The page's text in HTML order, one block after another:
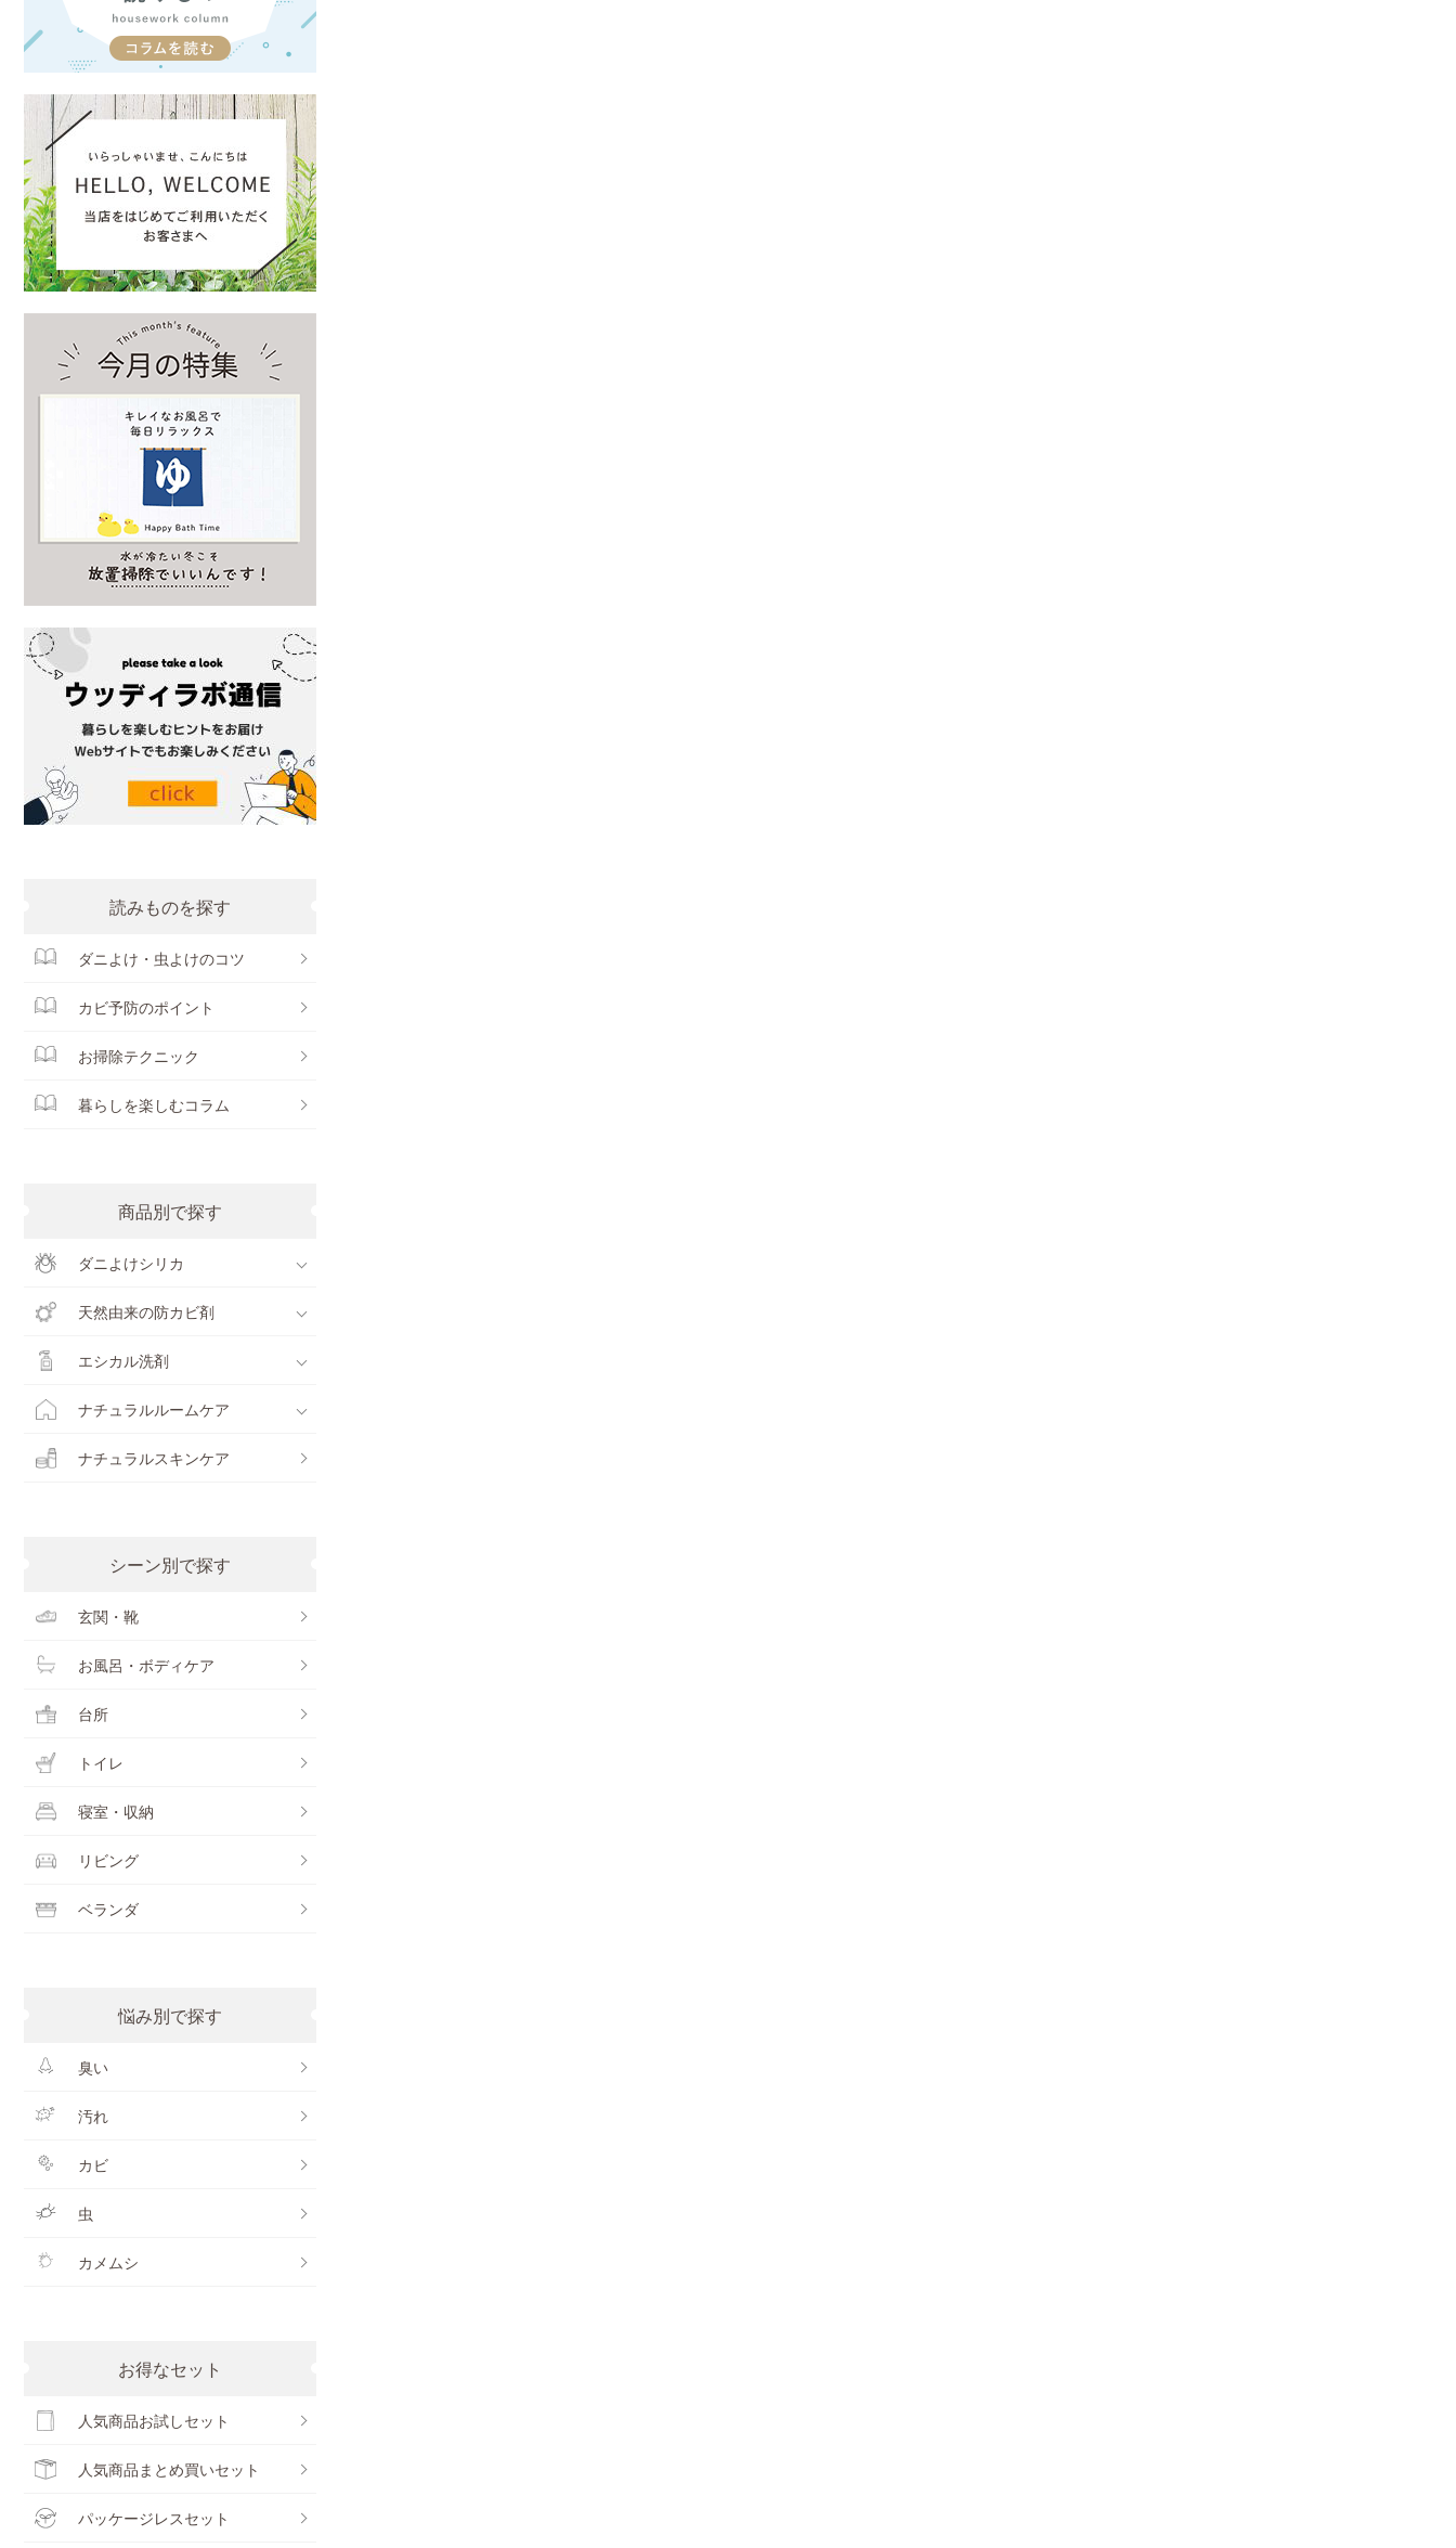
読みものを探す
ダニよけ・虫よけのコツ
カビ予防のポイント
お掃除テクニック
暮らしを楽しむコラム
商品別で探す
ダニよけシリカ
天然由来の防カビ剤
エシカル洗剤
ナチュラルルームケア
ナチュラルスキンケア
シーン別で探す
玄関・靴
お風呂・ボディケア
台所
トイレ
寝室・収納
リビング
ベランダ
悩み別で探す
臭い
汚れ
カビ
虫
カメムシ
お得なセット
人気商品お試しセット
人気商品まとめ買いセット
パッケージレスセット